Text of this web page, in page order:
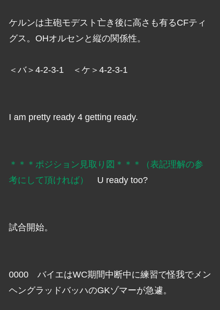
ケルンは主砲モデスト亡き後に高さも有るCFティ
グス。OHオルセンと縦の関係性。
＜バ＞4-2-3-1 ＜ケ＞4-2-3-1
I am pretty ready 4 getting ready.
＊＊＊ポジション見取り図＊＊＊（表記理解の参
考にして頂ければ）
U ready too?
試合開始。
0000 バイエはWC期間中断中に練習で怪我でメン
ヘングラッドバッハのGKゾマーが急遽。